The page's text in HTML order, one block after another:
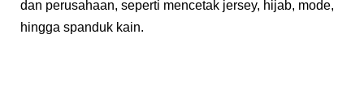
dan perusahaan, seperti mencetak jersey, hijab, mode,
hingga spanduk kain.